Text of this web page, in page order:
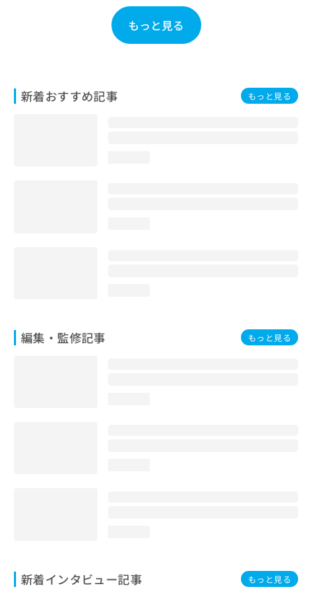
もっと見る
新着おすすめ記事 もっと見る
編集・監修記事 もっと見る
新着インタビュー記事 もっと見る